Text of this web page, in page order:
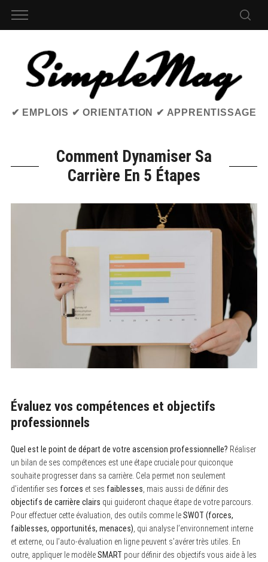
✔ EMPLOIS ✔ ORIENTATION ✔ APPRENTISSAGE
Comment Dynamiser Sa
Carrière En 5 Étapes
Évaluez vos compétences et objectifs
professionnels
Quel est le point de départ de votre ascension professionnelle? Réaliser
un bilan de ses compétences est une étape cruciale pour quiconque
souhaite progresser dans sa carrière. Cela permet non seulement
d’identifier ses forces et ses faiblesses , mais aussi de définir des
objectifs de carrière clairs qui guideront chaque étape de votre parcours.
Pour effectuer cette évaluation, des outils comme leSWOT (forces,
faiblesses, opportunités, menaces) , qui analyse l’environnement interne
et externe, ou l’auto-évaluation en ligne peuvent s’avérer très utiles. En
outre, appliquer le modèleSMART pour définir des objectifs vous aide à les